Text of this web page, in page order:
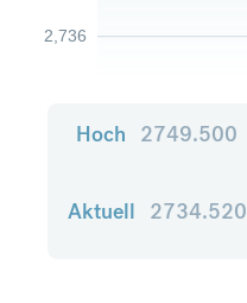
2,736
Hoch 2749.500
Aktuell 2734.520